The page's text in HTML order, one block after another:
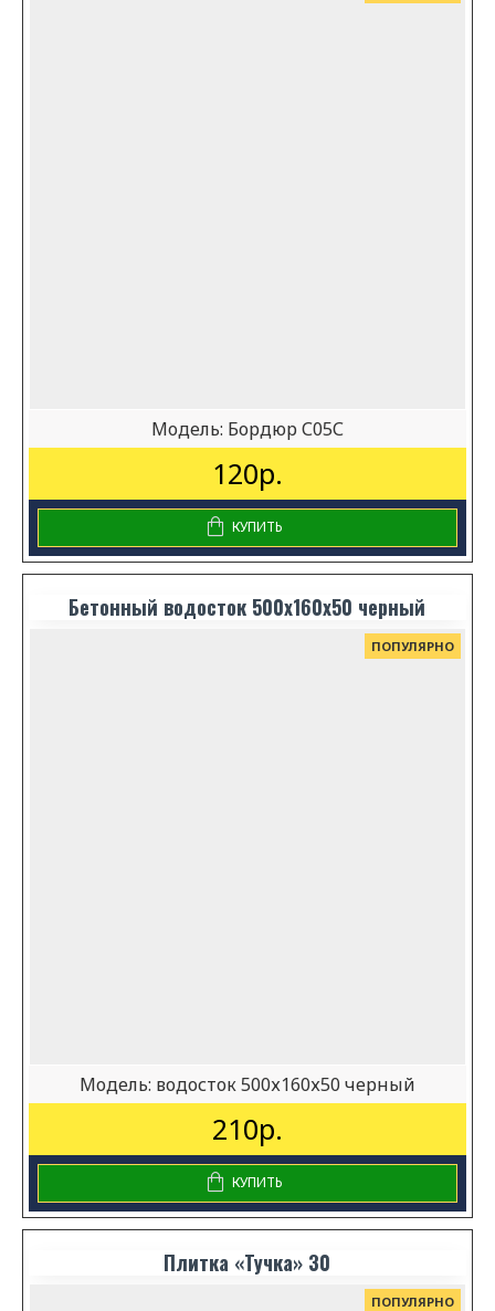
Модель: Бордюр С05С
120р.
КУПИТЬ
Бетонный водосток 500x160x50 черный
ПОПУЛЯРНО
Модель: водосток 500х160х50 черный
210р.
КУПИТЬ
Плитка «Тучка» 30
ПОПУЛЯРНО